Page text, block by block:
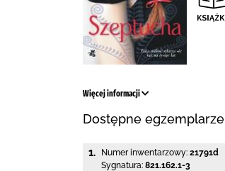
Więcej informacji
Dostępne egzemplarze
1. Numer inwentarzowy: 21791d
Sygnatura: 821.162.1-3